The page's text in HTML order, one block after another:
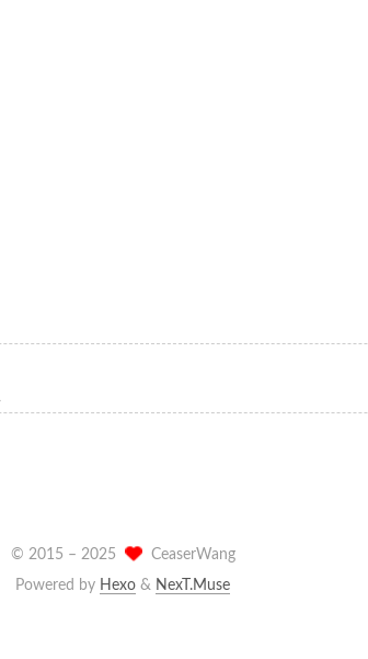
© 2015 – 2025
CeaserWang
Powered by Hexo & NexT.Muse